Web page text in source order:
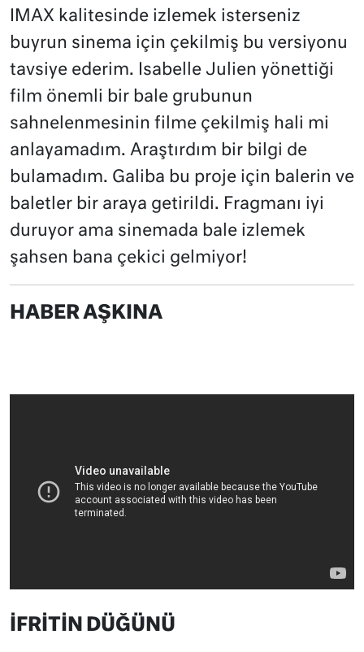
IMAX kalitesinde izlemek isterseniz
buyrun sinema için çekilmiş bu versiyonu
tavsiye ederim. Isabelle Julien yönettiği
film önemli bir bale grubunun
sahnelenmesinin filme çekilmiş hali mi
anlayamadım. Araştırdım bir bilgi de
bulamadım. Galiba bu proje için balerin ve
baletler bir araya getirildi. Fragmanı iyi
duruyor ama sinemada bale izlemek
şahsen bana çekici gelmiyor!
HABER AŞKINA
İFRİTİN DÜĞÜNÜ